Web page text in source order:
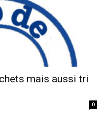
mais aussi tri
0